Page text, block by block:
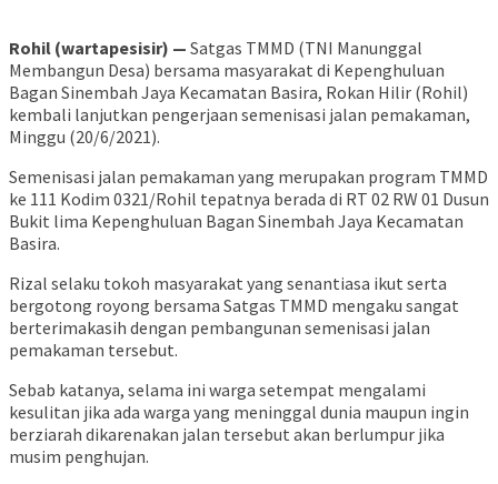
Rohil (wartapesisir) — Satgas TMMD (TNI Manunggal
Membangun Desa) bersama masyarakat di Kepenghuluan
Bagan Sinembah Jaya Kecamatan Basira, Rokan Hilir (Rohil)
kembali lanjutkan pengerjaan semenisasi jalan pemakaman,
Minggu (20/6/2021).
Semenisasi jalan pemakaman yang merupakan program TMMD
ke 111 Kodim 0321/Rohil tepatnya berada di RT 02 RW 01 Dusun
Bukit lima Kepenghuluan Bagan Sinembah Jaya Kecamatan
Basira.
Rizal selaku tokoh masyarakat yang senantiasa ikut serta
bergotong royong bersama Satgas TMMD mengaku sangat
berterimakasih dengan pembangunan semenisasi jalan
pemakaman tersebut.
Sebab katanya, selama ini warga setempat mengalami
kesulitan jika ada warga yang meninggal dunia maupun ingin
berziarah dikarenakan jalan tersebut akan berlumpur jika
musim penghujan.